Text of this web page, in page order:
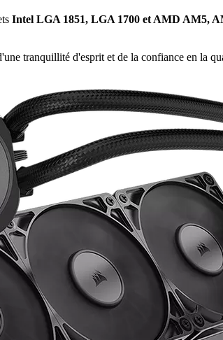
Intel LGA 1851, LGA 1700 et AMD AM5,
tranquillité d'esprit et de la confiance en la